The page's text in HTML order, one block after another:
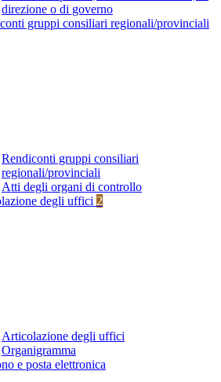
direzione o di governo
gruppi consiliari regionali/provinciali
Rendiconti gruppi consiliari
regionali/provinciali
Atti degli organi di controllo
degli uffici 2
Articolazione degli uffici
Organigramma
e posta elettronica